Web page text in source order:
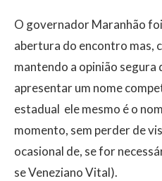
O governador Maranhão
abertura do encontro mas,
mantendo a opinião segura
apresentar um nome
estadual  ele mesmo é o
momento, sem perder de
ocasional de, se for
se Veneziano Vital).